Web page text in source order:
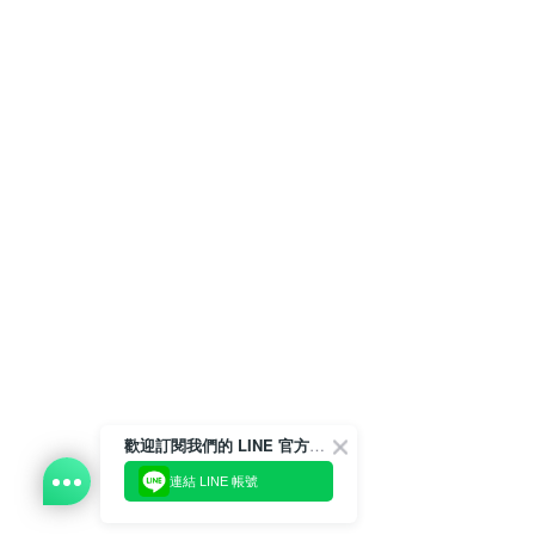
歡迎訂閱我們的 LINE 官方帳號
連結 LINE 帳號